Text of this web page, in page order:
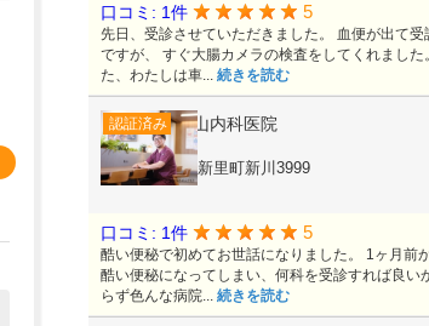
口コミ: 1件 5
先日、受診させていただきました。 血便が出て受
ですが、 すぐ大腸カメラの検査をしてくれました
た、わたしは車... 続きを読む
認証済み 下山内科医院
内科
群馬県桐生市新里町新川3999
口コミ: 1件 5
酷い便秘で初めてお世話になりました。 1ヶ月前
酷い便秘になってしまい、何科を受診すれば良い
らず色んな病院... 続きを読む